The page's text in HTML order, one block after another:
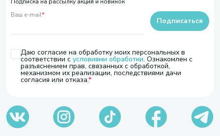
Ваш e-mail*
Даю согласие на обработку моих персональных в
соответствии с условиями обработки. Ознакомлен с
разъяснением прав, связанных с обработкой,
механизмом их реализации, последствиями дачи
согласия или отказа.
Подписаться